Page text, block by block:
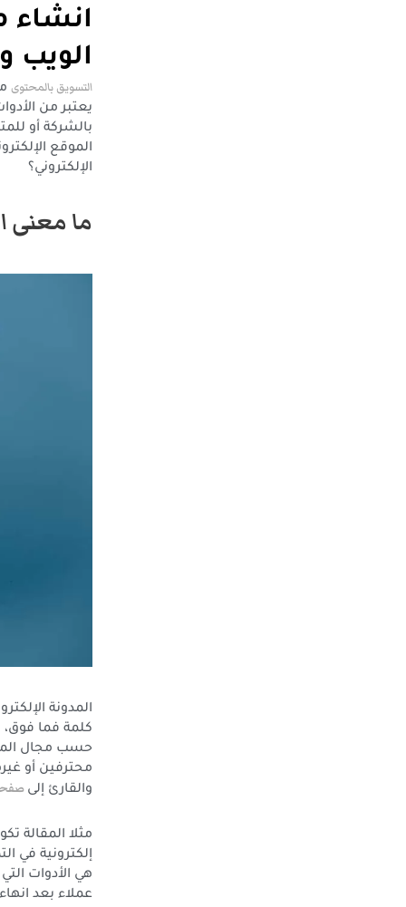
انشاء
الويب
التسويق بالمحتوى
يعتبر من
بالشركة أو
الموقع
الإلكتروني؟
ما معنى
كلمة فما
حسب مجال
محترفين أو
والقارئ إلى
مثلا المقالة
إلكترونية في
هي الأدوات
عملاء بعد